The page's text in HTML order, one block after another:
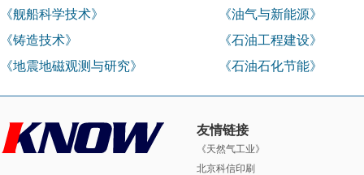
《舰船科学技术》
《油气与新能源》
《铸造技术》
《石油工程建设》
《地震地磁观测与研究》
《石油石化节能》
友情链接
《天然气工业》
北京科信印刷